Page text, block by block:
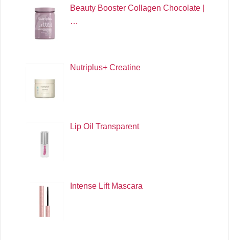
Beauty Booster Collagen Chocolate |
…
Nutriplus+ Creatine
Lip Oil Transparent
Intense Lift Mascara